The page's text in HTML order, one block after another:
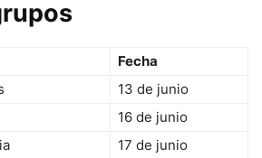
Fecha
13 de junio
16 de junio
17 de junio